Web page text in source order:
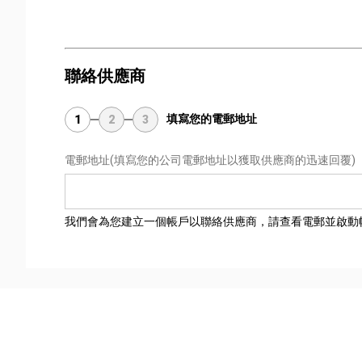
聯絡供應商
1 2 3 填寫您的電郵地址
電郵地址(填寫您的公司電郵地址以獲取供應商的迅速回覆)
我們會為您建立一個帳戶以聯絡供應商，請查看電郵並啟動